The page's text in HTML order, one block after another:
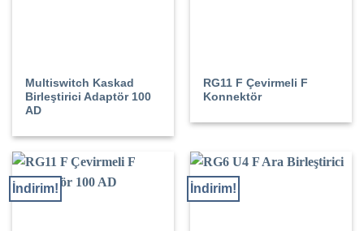
Multiswitch Kaskad
Birleştirici Adaptör 100
AD
RG11 F Çevirmeli F
Konnektör
İndirim! İndirim!